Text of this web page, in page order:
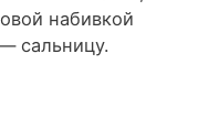
набивкой
сальницу.